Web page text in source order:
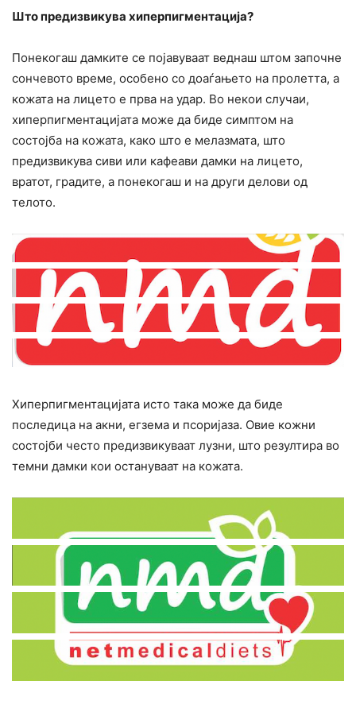
Што предизвикува хиперпигментација?
Понекогаш дамките се појавуваат веднаш штом започне
сончевото време, особено со доаѓањето на пролетта, а
кожата на лицето е прва на удар. Во некои случаи,
хиперпигментацијата може да биде симптом на
состојба на кожата, како што е мелазмата, што
предизвикува сиви или кафеави дамки на лицето,
вратот, градите, а понекогаш и на други делови од
телото.
Хиперпигментацијата исто така може да биде
последица на акни, егзема и псоријаза. Овие кожни
состојби често предизвикуваат лузни, што резултира во
темни дамки кои остануваат на кожата.